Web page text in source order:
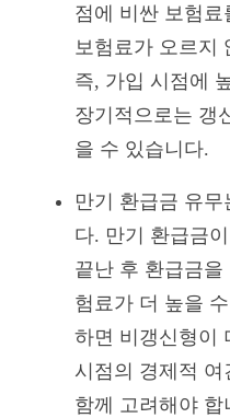
점에 비싼 보험
보험료가 오르지
즉, 가입 시점에
장기적으로는 갱
을 수 있습니다.
만기 환급금 유무
다. 만기 환급금
끝난 후 환급금
험료가 더 높을
하면 비갱신형이
시점의 경제적
함께 고려해야 합